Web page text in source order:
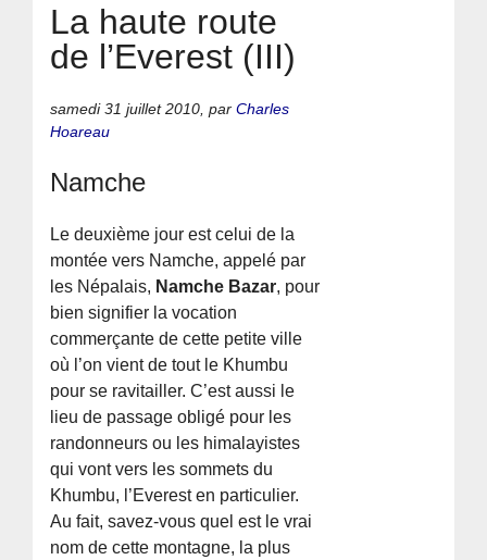
La haute route
de l’Everest (III)
samedi 31 juillet 2010 ,parCharles
Hoareau
Namche
Le deuxième jour est celui de la
montée vers Namche, appelé par
les Népalais, Namche Bazar, pour
bien signifier la vocation
commerçante de cette petite ville
où l’on vient de tout le Khumbu
pour se ravitailler. C’est aussi le
lieu de passage obligé pour les
randonneurs ou les himalayistes
qui vont vers les sommets du
Khumbu, l’Everest en particulier.
Au fait, savez-vous quel est le vrai
nom de cette montagne, la plus